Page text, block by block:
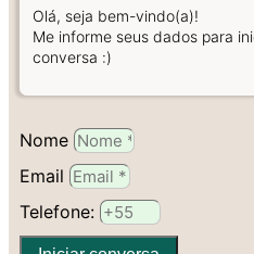
Olá, seja bem-vindo(a)!
Me informe seus dados para
conversa :)
Nome
Email
Telefone: